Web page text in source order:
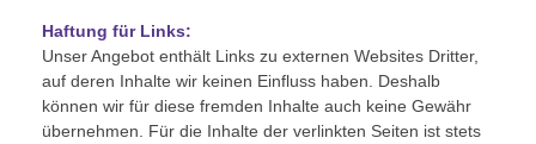
Haftung für Links:
Unser Angebot enthält Links zu externen Websites Dritter,
auf deren Inhalte wir keinen Einfluss haben. Deshalb
können wir für diese fremden Inhalte auch keine Gewähr
übernehmen. Für die Inhalte der verlinkten Seiten ist stets